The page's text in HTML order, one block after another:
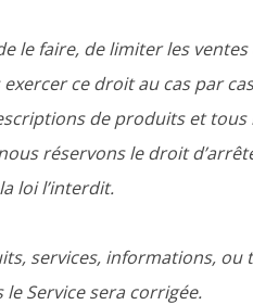
le faire, de limiter les
ce droit au cas par
de produits et
réservons le droit
loi l’interdit.
services, informations,
Service sera corrigée.